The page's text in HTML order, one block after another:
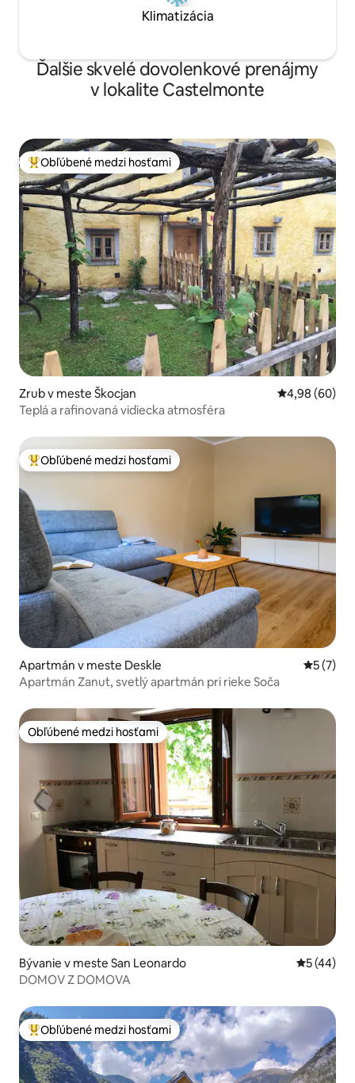
Klimatizácia
Ďalšie skvelé dovolenkové prenájmy
v lokalite Castelmonte
Najobľúbenejšie medzi hosťami
Obľúbené medzi hosťami
Zrub v meste Škocjan Priemerné
4,98 (60)
Teplá a rafinovaná vidiecka atmosféra
Najobľúbenejšie medzi hosťami
Obľúbené medzi hosťami
Apartmán v meste Deskle
5 (7)
Apartmán Zanut, svetlý apartmán pri rieke Soča
Obľúbené medzi hosťami
Obľúbené medzi hosťami
Bývanie v meste San Leonardo
5 (44)
DOMOV Z DOMOVA
Najobľúbenejšie medzi hosťami
Obľúbené medzi hosťami